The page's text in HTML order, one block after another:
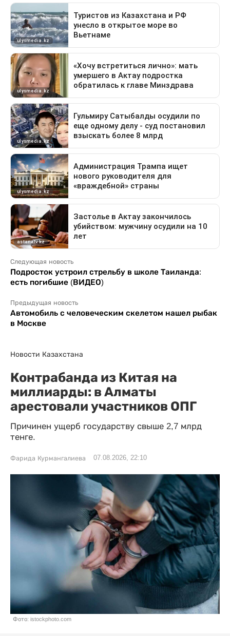
Следующая новость
Подросток устроил стрельбу в школе Таиланда:
есть погибшие (ВИДЕО)
Предыдущая новость
Автомобиль с человеческим скелетом нашел рыбак
в Москве
Новости Казахстана
Контрабанда из Китая на
миллиарды: в Алматы
арестовали участников ОПГ
Причинен ущерб государству свыше 2,7 млрд
тенге.
Фарида Курмангалиева 07.08.2026, 22:10
Фото: istockphoto.com